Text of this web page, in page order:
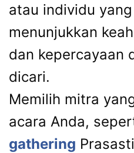
atau individu
menunjukkan
dan kepercayaan
dicari.
Memilih mitra
acara Anda,
gathering